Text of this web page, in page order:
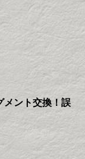
メント交換！誤